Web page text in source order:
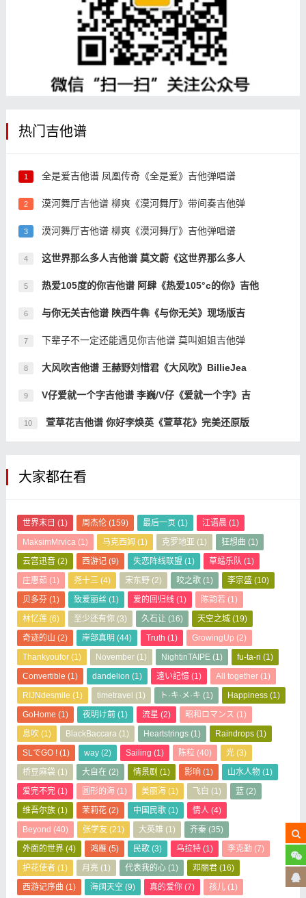
热门吉他谱
1 全是爱吉他谱 凤凰传奇《全是爱》吉他弹唱谱
2 漠河舞厅吉他谱 柳爽《漠河舞厅》带间奏吉他弹
3 漠河舞厅吉他谱 柳爽《漠河舞厅》吉他弹唱谱
4 这世界那么多人吉他谱 莫文蔚《这世界那么多人
5 热爱105度的你吉他谱 阿肆《热爱105°c的你》吉他
6 与你无关吉他谱 陕西牛犇《与你无关》现场版吉
7 下辈子不一定还能遇见你吉他谱 莫叫姐姐吉他弹
8 大风吹吉他谱 王赫野刘惜君《大风吹》BillieJea
9 V仔爱就一个字吉他谱 李巍/V仔《爱就一个字》吉
10 萱草花吉他谱 你好李焕英《萱草花》完美还原版
大家都在看
世界末日 (1) 周杰伦(159) 最后一页 (1) 江语晨(1)
MaksimMrvica(1) 马克西姆(1) 克罗地亚(1) 狂想曲 (1)
云宫迅音(2) 西游记(9) 失恋阵线联盟 (1) 草蜢乐队 (1)
庄惠茹 (1) 尧十三(4) 宋东野(2) 咬之歌(1) 李宗盛(10)
贝多芬(1) 致爱丽丝(1) 爱的回归线(1) 陈韵若(1)
林忆莲(6) 至少还有你(3) 久石让 (16) 天空之城(19)
奇迹的山 (2) 岸部真明 (44) Truth (1) GrowingUp (2)
Thankyoufor(1) November(1) NightinTAIPE(1) fu-ta-ri (1)
Convertible (1) dandelion (1) 遠い記憶(1) All together(1)
RIJNdesmile (1) timetravel (1) ト·キ·メ·キ (1) Happiness(1)
GoHome (1) 夜明け前(1) 流星 (2) 昭和ロマンス (1)
息吹(1) BlackBaccara(1) Heartstrings(1) Raindrops(1)
SLでGO !(1) way(2) Sailing (1) 陈粒(40) 光(3)
桥豆麻袋(1) 大自在(2) 情景剧 (1) 影响 (1) 山水人物(1)
爱完不完(1) 圆形的海(1) 美丽海(1) 飞白 (1) 蓝 (2)
维吾尔族(1) 茉莉花(2) 中国民歌(1) 情人(4)
Beyond (40) 张学友(21) 大英雄(1) 齐秦(35)
外面的世界(4) 鸿雁(5) 民歌(3) 乌拉特(1) 李克勤(7)
护花使者(1) 月亮 (1) 代表我的心(1) 邓丽君(16)
西游记序曲 (1) 海阔天空 (9) 真的爱你(7) 孩儿(1)